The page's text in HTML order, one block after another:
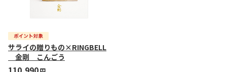
サライの贈りもの×RINGBELL
金剛 こんごう